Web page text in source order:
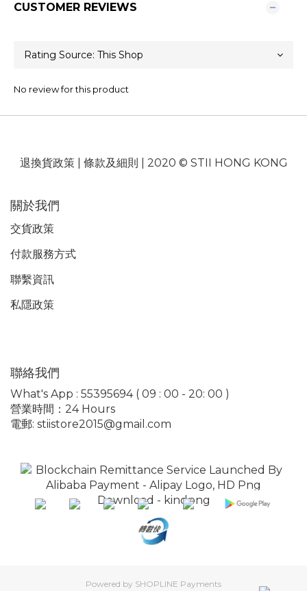
CUSTOMER REVIEWS
No review for this product
退換貨政策| 條款及細則 | 2020 © STII HONG KONG
關於我們
交貨政策
付款服務方式
聯繫資訊
私隱政策
聯絡我們
What's App : 55395694 ( 09 : 00 - 20: 00 )
營業時間：24 Hours
電郵: stiistore2015@gmail.com
Powered by SHOPLINE Payments